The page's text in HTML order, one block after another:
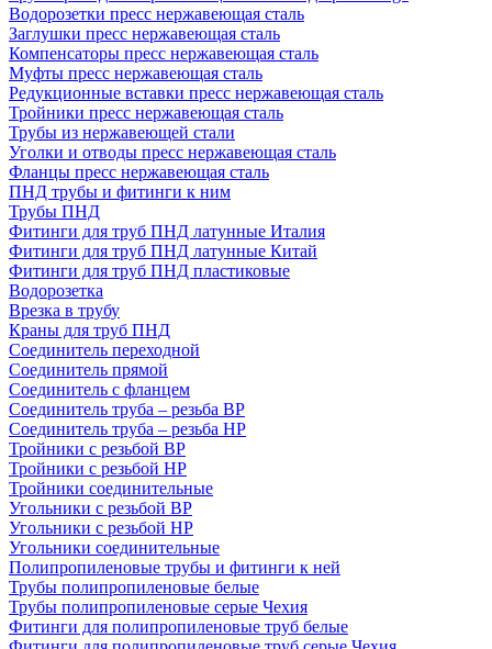
Водорозетки пресс нержавеющая сталь
Заглушки пресс нержавеющая сталь
Компенсаторы пресс нержавеющая сталь
Муфты пресс нержавеющая сталь
Редукционные вставки пресс нержавеющая сталь
Тройники пресс нержавеющая сталь
Трубы из нержавеющей стали
Уголки и отводы пресс нержавеющая сталь
Фланцы пресс нержавеющая сталь
ПНД трубы и фитинги к ним
Трубы ПНД
Фитинги для труб ПНД латунные Италия
Фитинги для труб ПНД латунные Китай
Фитинги для труб ПНД пластиковые
Водорозетка
Врезка в трубу
Краны для труб ПНД
Соединитель переходной
Соединитель прямой
Соединитель с фланцем
Соединитель труба – резьба ВР
Соединитель труба – резьба НР
Тройники с резьбой ВР
Тройники с резьбой НР
Тройники соединительные
Угольники с резьбой ВР
Угольники с резьбой НР
Угольники соединительные
Полипропиленовые трубы и фитинги к ней
Трубы полипропиленовые белые
Трубы полипропиленовые серые Чехия
Фитинги для полипропиленовые труб белые